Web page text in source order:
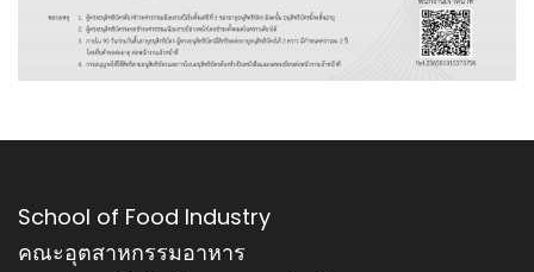
School of Food Industry
คณะอุตสาหกรรมอาหาร